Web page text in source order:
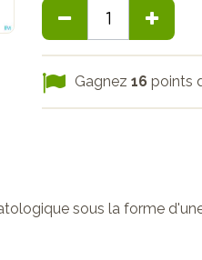
Gagnez16 points
sous la forme